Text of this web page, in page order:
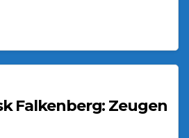
Falkenberg: Zeugen